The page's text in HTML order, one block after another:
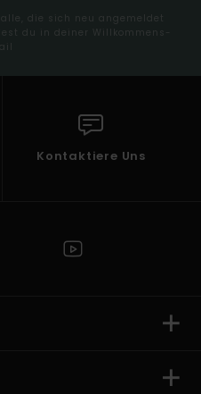
die sich neu angemeldet
du in deiner Willkommens-
Kontaktiere Uns